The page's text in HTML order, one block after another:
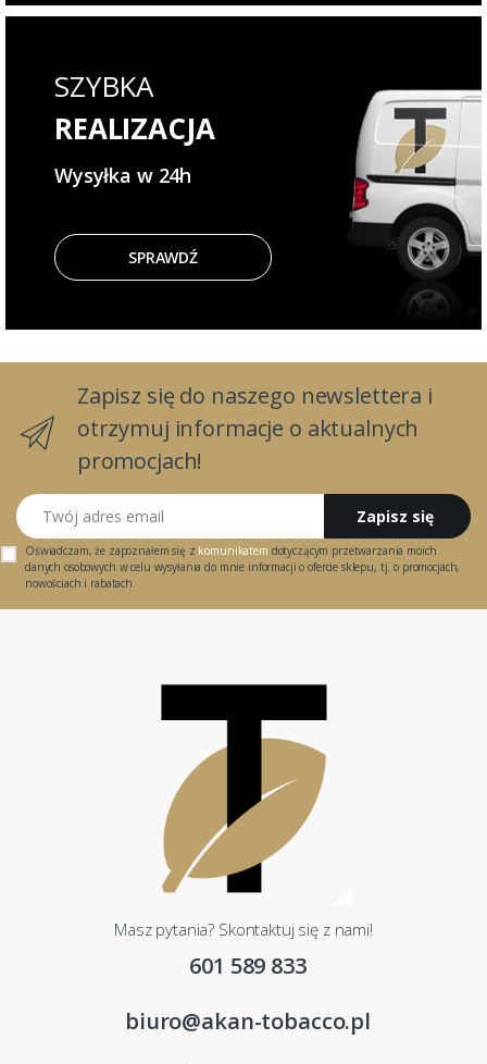
SZYBKA
REALIZACJA
Wysyłka w 24h
SPRAWDŹ
Zapisz się do naszego newslettera i
otrzymuj informacje o aktualnych
promocjach!
Twój adres email
Zapisz się
Oświadczam, że zapoznałem się z komunikatem dotyczącym przetwarzania moich
danych osobowych w celu wysyłania do mnie informacji o ofercie sklepu, tj. o promocjach,
nowościach i rabatach
Masz pytania? Skontaktuj się z nami!
601 589 833
biuro@akan-tobacco.pl